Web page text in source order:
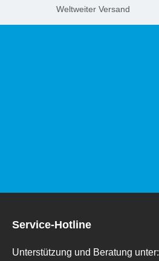
Weltweiter Versand
Service-Hotline
Unterstützung und Beratung unter: